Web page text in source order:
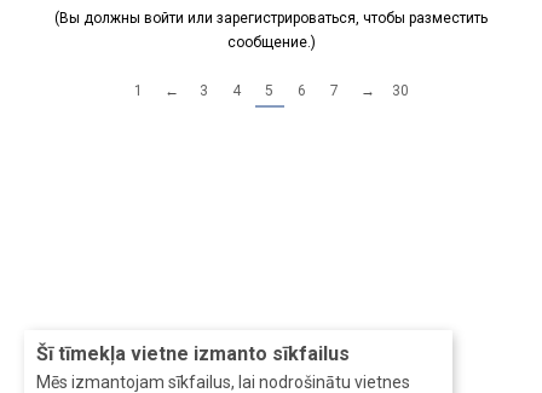
Šī tīmekļa vietne izmanto sīkfailus
Mēs izmantojam sīkfailus, lai nodrošinātu vietnes
К чему это я? Слоу мне, братьям моим и знакомым
машин 20 прошил, читаю как его в каждой теме
(Вы должны войти или зарегистрироваться, чтобы разместить
сообщение.)
1 ← 3 4 5 6 7 → 30